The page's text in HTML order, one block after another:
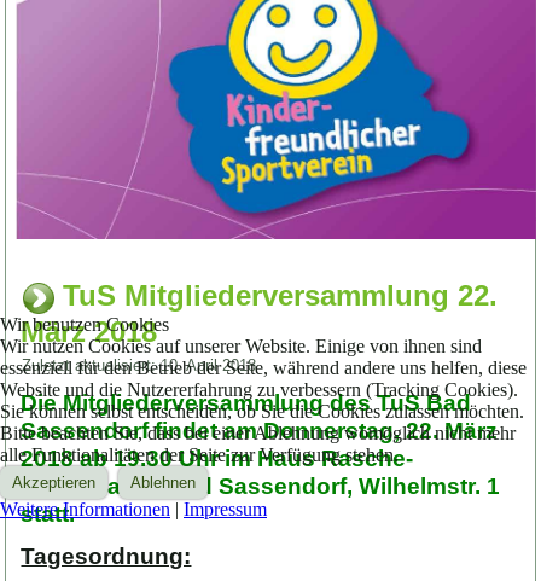
TuS Mitgliederversammlung 22.
März 2018
Zuletzt aktualisiert: 10. April 2018
Die Mitgliederversammlung des TuS Bad
Sassendorf findet am Donnerstag, 22. März
2018 ab 19.30 Uhr im Haus Rasche-
Neugebauer, Bad Sassendorf, Wilhelmstr. 1
statt.
Tagesordnung:
Wir benutzen Cookies
Wir nutzen Cookies auf unserer Website. Einige von ihnen sind
essenziell für den Betrieb der Seite, während andere uns helfen, diese
Website und die Nutzererfahrung zu verbessern (Tracking Cookies).
Sie können selbst entscheiden, ob Sie die Cookies zulassen möchten.
Bitte beachten Sie, dass bei einer Ablehnung womöglich nicht mehr
alle Funktionalitäten der Seite zur Verfügung stehen.
Akzeptieren Ablehnen
Weitere Informationen | Impressum